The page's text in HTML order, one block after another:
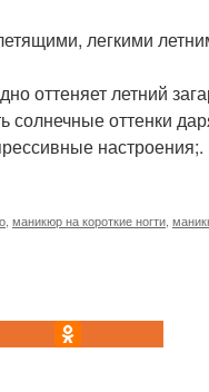
легкими
оттеняет летний
оттенки
настроения;.
маникюр на короткие ногти